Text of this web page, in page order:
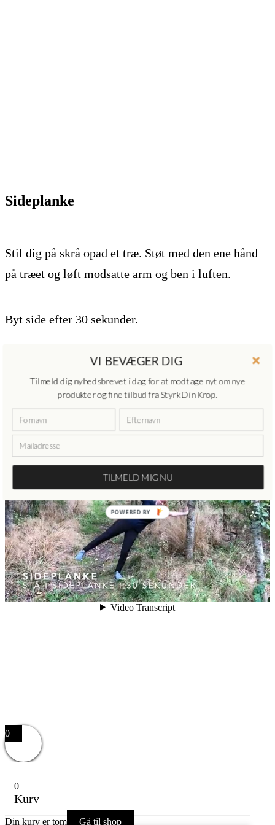
Sideplanke
Stil dig på skrå opad et træ. Støt med den ene hånd
på træet og løft modsatte arm og ben i luften.
Byt side efter 30 sekunder.
0
0
Kurv
Din kurv er tom Gå til shop
VI BEVÆGER DIG
Tilmeld dig nyhedsbrevet i dag for at modtage nyt om nye
produkter og fine tilbud fra Styrk Din Krop.
TILMELD MIG NU
POWERED BY